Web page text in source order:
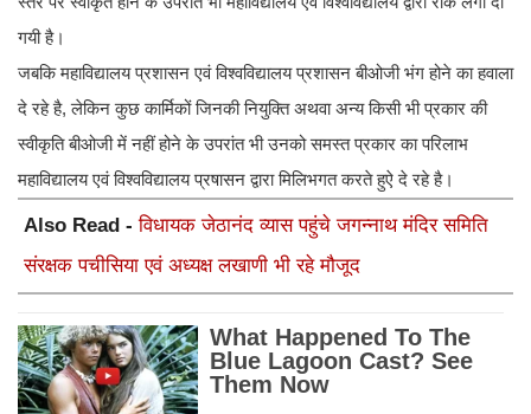
गयी है।
जबकि महाविद्यालय प्रशासन एवं विश्वविद्यालय प्रशासन बीओजी भंग होने का हवाला
दे रहे है, लेकिन कुछ कार्मिकों जिनकी नियुक्ति अथवा अन्य किसी भी प्रकार की
स्वीकृति बीओजी में नहीं होने के उपरांत भी उनको समस्त प्रकार का परिलाभ
महाविद्यालय एवं विश्वविद्यालय प्रषासन द्वारा मिलिभगत करते हुऐ दे रहे है।
Also Read -विधायक जेठानंद व्यास पहुंचे जगन्नाथ मंदिर समिति
संरक्षक पचीसिया एवं अध्यक्ष लखाणी भी रहे मौजूद